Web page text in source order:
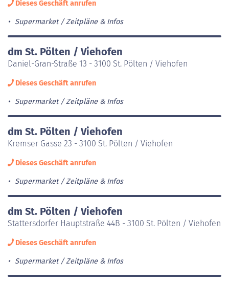
Dieses Geschäft anrufen
Supermarket Zeitpläne & Infos
dm St. Pölten / Viehofen
Daniel-Gran-Straße 13 - 3100 St. Pölten / Viehofen
Dieses Geschäft anrufen
Supermarket Zeitpläne & Infos
dm St. Pölten / Viehofen
Kremser Gasse 23 - 3100 St. Pölten / Viehofen
Dieses Geschäft anrufen
Supermarket Zeitpläne & Infos
dm St. Pölten / Viehofen
Stattersdorfer Hauptstraße 44B - 3100 St. Pölten / Viehofen
Dieses Geschäft anrufen
Supermarket Zeitpläne & Infos